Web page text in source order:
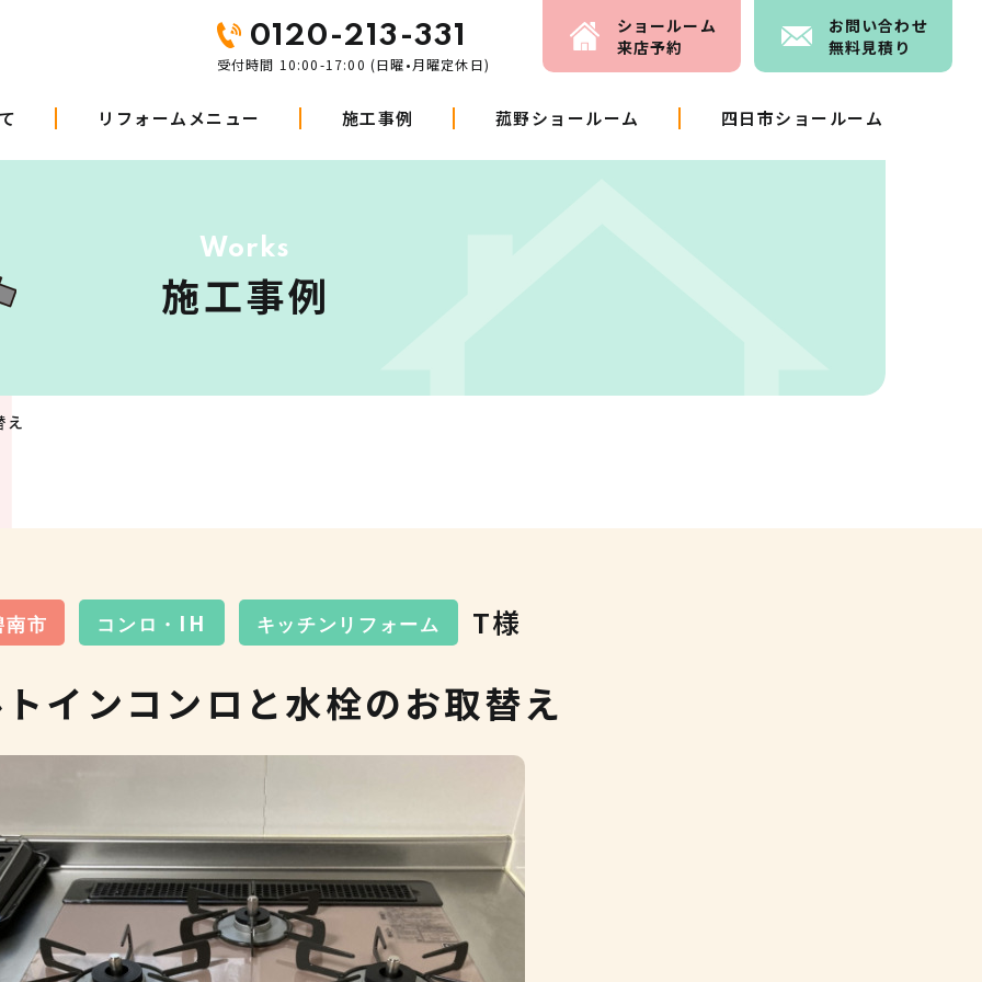
0120-213-331
受付時間 10:00-17:00 (日曜•月曜定休日)
ショールーム
来店予約
お問い合わせ
無料見積り
リフォームメニュー 施工事例 菰野ショールーム 四日市ショールーム
Works
施工事例
え
南市 コンロ・IH キッチンリフォーム T様
インコンロと水栓のお取替え